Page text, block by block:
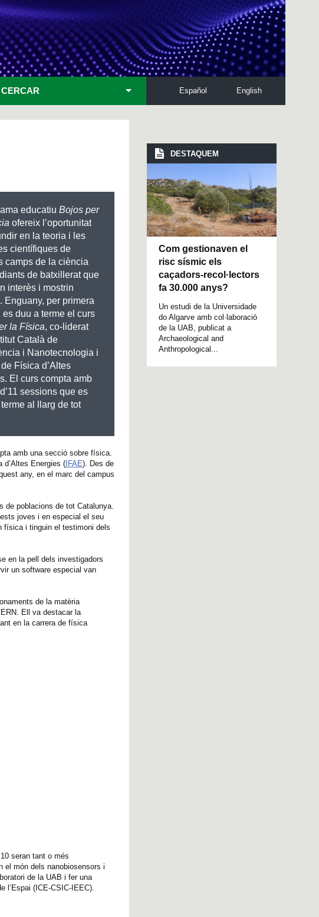
English
Español
CERCAR
educatiu Bojos per
ofereix l’oportunitat
en la teoria i les
científiques de
camps de la ciència
de batxillerat que
interès i mostrin
Enguany, per primera
es duu a terme el curs
la Física, co-liderat
Català de
i Nanotecnologia i
de Física d’Altes
El curs compta amb
sessions que es
al llarg de tot
amb una secció sobre física.
d’Altes Energies ( IFAE). Des de
any, en el marc del campus
de poblacions de tot Catalunya.
joves i en especial el seu
física i tinguin el testimoni dels
en la pell dels investigadors
un software especial van
de la matèria
Ell va destacar la
en la carrera de física
seran tant o més
el món dels nanobiosensors i
de la UAB i fer una
l’Espai (ICE-CSIC-IEEC).
DESTAQUEM
Com gestionaven el
risc sísmic els
caçadors-recol·lectors
fa 30.000 anys?
Un estudi de la Universidade
do Algarve amb col·laboració
de la UAB, publicat a
Archaeological and
Anthropological...